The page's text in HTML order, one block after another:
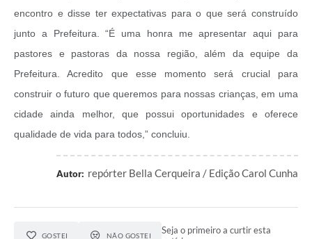
encontro e disse ter expectativas para o que será construído
junto a Prefeitura. “É uma honra me apresentar aqui para
pastores e pastoras da nossa região, além da equipe da
Prefeitura. Acredito que esse momento será crucial para
construir o futuro que queremos para nossas crianças, em uma
cidade ainda melhor, que possui oportunidades e oferece
qualidade de vida para todos,” concluiu.
Autor: repórter Bella Cerqueira / Edição Carol Cunha
GOSTEI NÃO GOSTEI
Seja o primeiro a curtir esta